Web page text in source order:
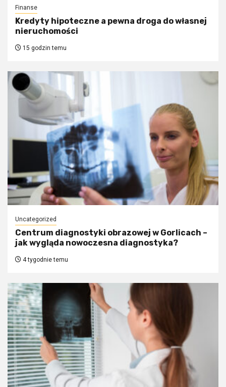
Finanse
Kredyty hipoteczne a pewna droga do własnej
nieruchomości
15 godzin temu
Uncategorized
Centrum diagnostyki obrazowej w Gorlicach –
jak wygląda nowoczesna diagnostyka?
4 tygodnie temu